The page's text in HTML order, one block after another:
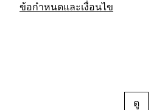
ข้อกำหนดและเงื่อนไข
ดู